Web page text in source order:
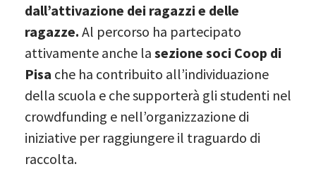
dall’attivazione dei ragazzi e delle
ragazze. Al percorso ha partecipato
attivamente anche la sezione soci Coop di
Pisa che ha contribuito all’individuazione
della scuola e che supporterà gli studenti nel
crowdfunding e nell’organizzazione di
iniziative per raggiungere il traguardo di
raccolta.